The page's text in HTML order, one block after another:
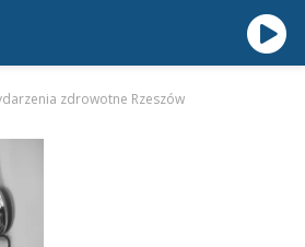
zdrowotne Rzeszów